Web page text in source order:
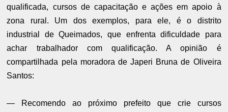
qualificada, cursos de capacitação e ações em apoio à
zona rural. Um dos exemplos, para ele, é o distrito
industrial de Queimados, que enfrenta dificuldade para
achar trabalhador com qualificação. A opinião é
compartilhada pela moradora de Japeri Bruna de Oliveira
Santos:
— Recomendo ao próximo prefeito que crie cursos